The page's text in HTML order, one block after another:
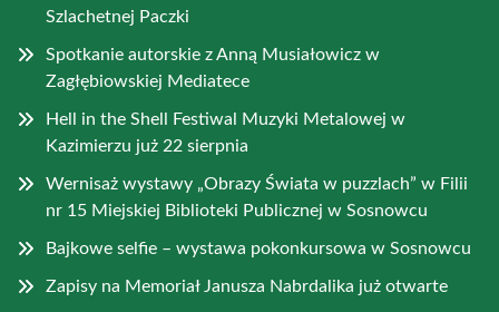
Szlachetnej Paczki
Spotkanie autorskie z Anną Musiałowicz w
Zagłębiowskiej Mediatece
Hell in the Shell Festiwal Muzyki Metalowej w
Kazimierzu już 22 sierpnia
Wernisaż wystawy „Obrazy Świata w puzzlach” w Filii
nr 15 Miejskiej Biblioteki Publicznej w Sosnowcu
Bajkowe selfie – wystawa pokonkursowa w Sosnowcu
Zapisy na Memoriał Janusza Nabrdalika już otwarte